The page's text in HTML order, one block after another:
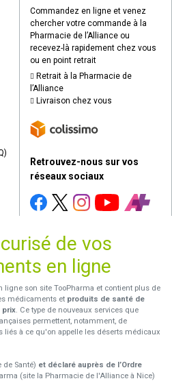
Commandez en ligne et venez
chercher votre commande à la
Pharmacie de l’Alliance ou
recevez-là rapidement chez vous
ou en point retrait
Retrait à la Pharmacie de
l’Alliance
Livraison chez vous
Retrouvez-nous sur vos
réseaux sociaux
de vos
en ligne
ligne son site TooPharma et contient plus de
médicaments et produits de santé de
prix. Ce type de nouveaux services que
permettent, notamment, de
liés à ce qu'on appelle les déserts médicaux
de Santé) et déclaré auprès de l’Ordre
(site la Pharmacie de l'Alliance à Nice)